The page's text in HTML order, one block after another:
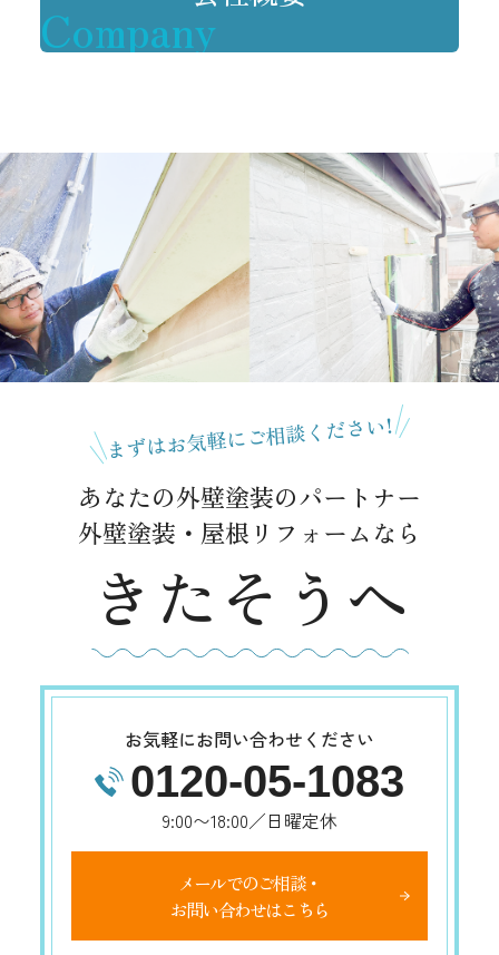
Company
まずはお気軽にご相談ください!
あなたの外壁塗装のパートナー
外壁塗装・屋根リフォームなら
きたそうへ
お気軽にお問い合わせください
0120-05-1083
9:00〜18:00／日曜定休
メールでのご相談・
お問い合わせはこちら